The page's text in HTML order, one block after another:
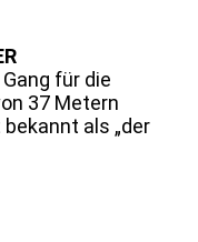
für die
37 Metern
als „der